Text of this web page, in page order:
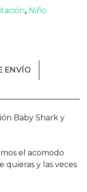
, Niño
ENVÍO
Baby Shark y
el acomodo
quieras y las veces